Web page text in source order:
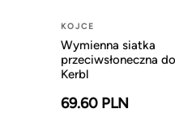
KOJCE
Wymienna siatka
przeciwsłoneczna
Kerbl
69.60 PLN